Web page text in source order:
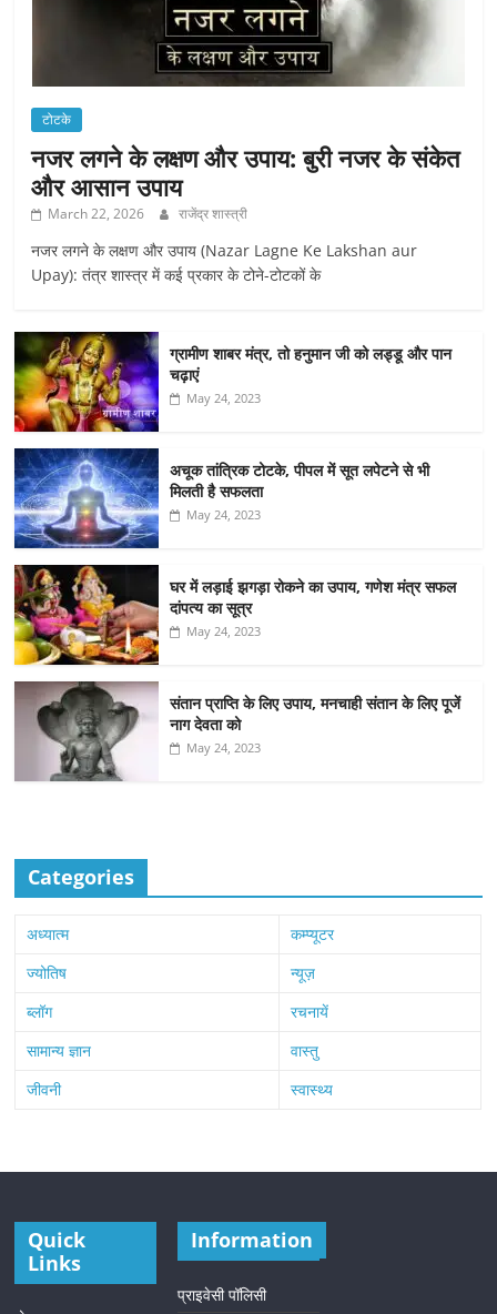
टोटके
नजर लगने के लक्षण और उपाय: बुरी नजर के संकेत
और आसान उपाय
March 22, 2026 राजेंद्र शास्त्री
नजर लगने के लक्षण और उपाय (Nazar Lagne Ke Lakshan aur
Upay): तंत्र शास्त्र में कई प्रकार के टोने-टोटकों के
ग्रामीण शाबर मंत्र, तो हनुमान जी को लड्डू और पान
चढ़ाएं
May 24, 2023
अचूक तांत्रिक टोटके, पीपल में सूत लपेटने से भी
मिलती है सफलता
May 24, 2023
घर में लड़ाई झगड़ा रोकने का उपाय, गणेश मंत्र सफल
दांपत्य का सूत्र
May 24, 2023
संतान प्राप्ति के लिए उपाय, मनचाही संतान के लिए पूजें
नाग देवता को
May 24, 2023
Categories
अध्यात्म
कम्प्यूटर
ज्योतिष
न्यूज़
ब्लॉग
रचनायें
सामान्य ज्ञान
वास्तु
जीवनी
स्वास्थ्य
Quick
Links
Information
प्राइवेसी पॉलिसी